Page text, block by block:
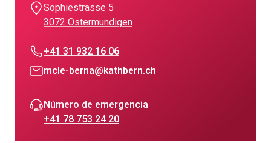
Sophiestrasse 5
3072 Ostermundigen
+41 31 932 16 06
mcle-berna@kathbern.ch
Número de emergencia
+41 78 753 24 20